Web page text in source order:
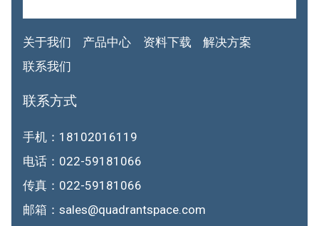
关于我们 产品中心 资料下载
解决方案
联系我们
联系方式
手机：18102016119
电话：022-59181066
传真：022-59181066
邮箱：sales@quadrantspace.com